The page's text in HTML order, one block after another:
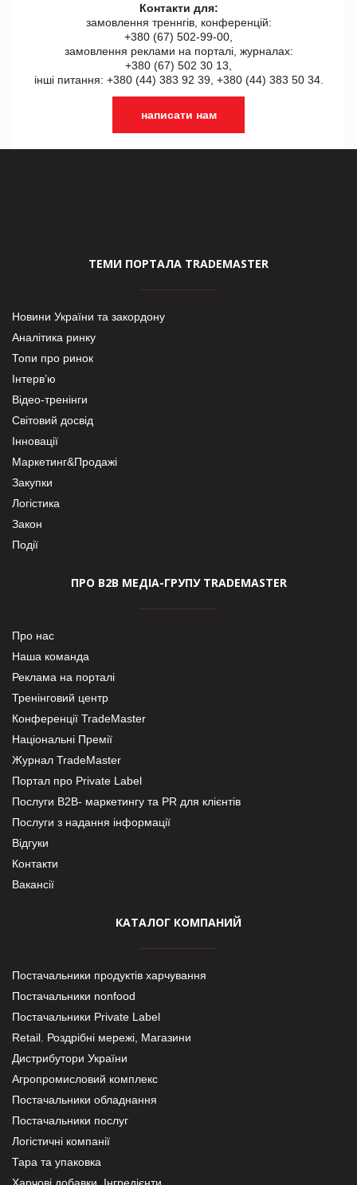
Контакти для:
замовлення треннгів, конференцій:
+380 (67) 502-99-00,
замовлення реклами на порталі, журналах:
+380 (67) 502 30 13,
інші питання: +380 (44) 383 92 39, +380 (44) 383 50 34.
написати нам
ТЕМИ ПОРТАЛА TRADEMASTER
Новини України та закордону
Аналітика ринку
Топи про ринок
Інтерв’ю
Відео-тренінги
Світовий досвід
Інновації
Маркетинг&Продажі
Закупки
Логістика
Закон
Події
ПРО В2В МЕДІА-ГРУПУ TRADEMASTER
Про нас
Наша команда
Реклама на порталі
Тренінговий центр
Конференції TradeMaster
Національні Премії
Журнал TradeMaster
Портал про Private Label
Послуги В2В- маркетингу та PR для клієнтів
Послуги з надання інформації
Відгуки
Контакти
Вакансії
КАТАЛОГ КОМПАНИЙ
Постачальники продуктів харчування
Постачальники nonfood
Постачальники Private Label
Retail. Роздрібні мережі, Магазини
Дистрибутори України
Агропромисловий комплекс
Постачальники обладнання
Постачальники послуг
Логістичні компанії
Тара та упаковка
Харчові добавки. Інгредієнти.